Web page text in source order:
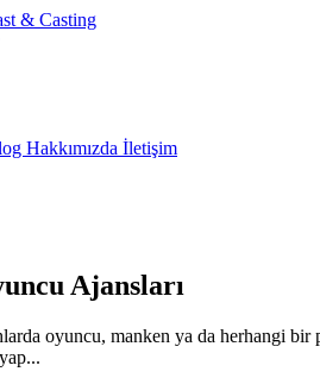
& Casting
Hakkımızda İletişim
Ajansları
oyuncu, manken ya da herhangi bir